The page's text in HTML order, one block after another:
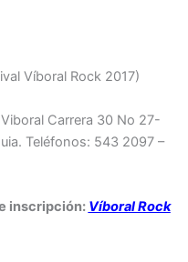
Víboral Rock 2017)
Carrera 30 No 27-
Teléfonos: 543 2097 –
inscripción: Víboral Rock